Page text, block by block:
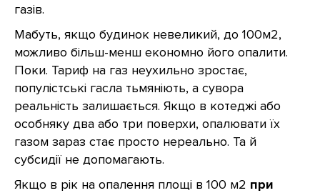
газів.
Мабуть, якщо будинок невеликий, до 100м2,
можливо більш-менш економно його опалити.
Поки. Тариф на газ неухильно зростає,
популістські гасла тьмяніють, а сувора
реальність залишається. Якщо в котеджі або
особняку два або три поверхи, опалювати їх
газом зараз стає просто нереально. Та й
субсидії не допомагають.
Якщо в рік на опалення площі в 100 м2 при